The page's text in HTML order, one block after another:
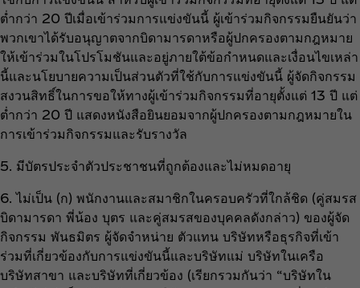
ต่ำกว่า 20 ปีเมื่อเข้าร่วมการแข่งขันนี้ ผู้เข้าร่วมกิจกรรมยืนยันว่า
พวกเขาได้รับอนุญาตจากบิดามารดาหรือผู้ปกครองตามกฎหมาย
ให้เข้าร่วมในโปรโมชันและอยู่ภายใต้ข้อกำหนดและเงื่อนไขเหล่า
นี้และนโยบายความเป็นส่วนตัวที่ใช้กับการแข่งขันนี้ ผู้จัดกิจกรรม
สงวนสิทธิ์ในการขอให้ทางผู้เข้าร่วมกิจกรรมที่อายุตั้งแต่ 13 ปี แต่
ต่ำกว่า 20 ปี แสดงหนังสือยินยอมจากผู้ปกครองตามกฎหมายใน
การเข้าร่วมกิจกรรมและรับรางวัล
5. มีบัตรประจำตัวประชาชนที่ถูกต้องและไม่หมดอายุ
6. ไม่เป็น (ก) พนักงานและสมาชิกในครอบครัวที่ใกล้ชิด (คู่สมรส
บิดามารดา พี่น้อง บุตร และคู่สมรสของบุคคลดังกล่าว) ของผู้จัด
กิจกรรม พันธมิตร ผู้จัดจำหน่าย ตัวแทน บริษัทหรือธุรกิจที่เข้า
ร่วมที่เกี่ยวข้องกับการแข่งขันนี้และบริษัทแม่ บริษัทในเครือ
บริษัทสาขา และบริษัทที่เกี่ยวข้อง (เรียกรวมกันว่า “บริษัทใน